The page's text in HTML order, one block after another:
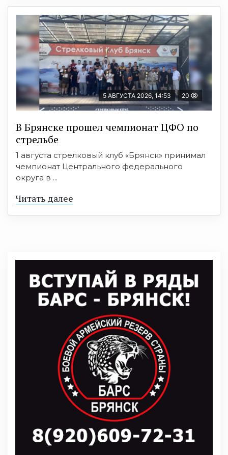
5 АВГУСТА 2026, 14:53 20
В Брянске прошел чемпионат ЦФО по
стрельбе
1 августа стрелковый клуб «Брянск» принимал
чемпионат Центрального федерального
округа в ...
Читать далее